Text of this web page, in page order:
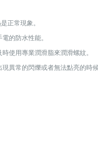
托傘兵輕量化機槍尼龍
NT$5850元
正常現象。
的防水性能。
使用專業潤滑脂來潤滑螺紋。
異常的閃爍或者無法點亮的時